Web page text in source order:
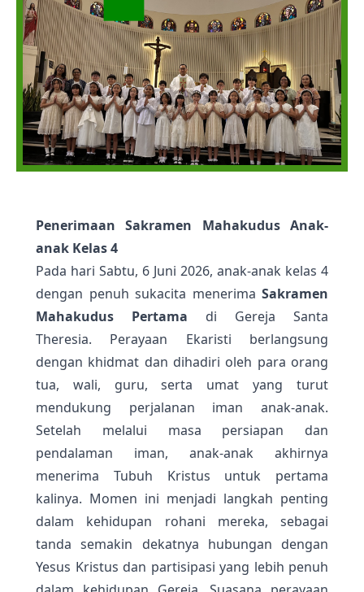
Penerimaan Sakramen Mahakudus Anak-
anak Kelas 4
Pada hari Sabtu, 6 Juni 2026, anak-anak kelas 4
dengan penuh sukacita menerima Sakramen
Mahakudus Pertama di Gereja Santa
Theresia. Perayaan Ekaristi berlangsung
dengan khidmat dan dihadiri oleh para orang
tua, wali, guru, serta umat yang turut
mendukung perjalanan iman anak-anak.
Setelah melalui masa persiapan dan
pendalaman iman, anak-anak akhirnya
menerima Tubuh Kristus untuk pertama
kalinya. Momen ini menjadi langkah penting
dalam kehidupan rohani mereka, sebagai
tanda semakin dekatnya hubungan dengan
Yesus Kristus dan partisipasi yang lebih penuh